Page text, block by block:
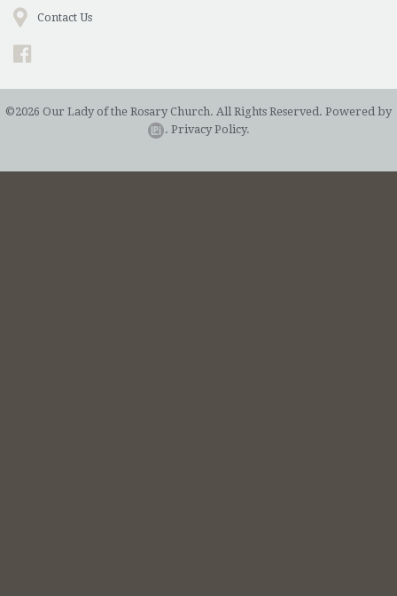
Contact Us
©2026 Our Lady of the Rosary Church. All Rights Reserved. Powered by
. Privacy Policy.